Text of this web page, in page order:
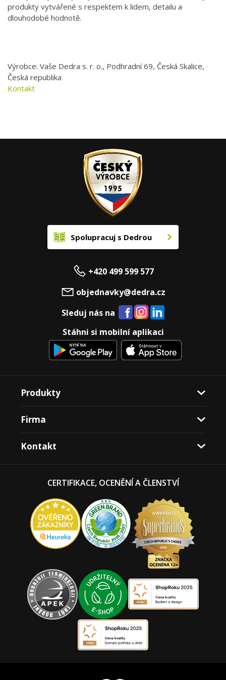
produkty vytvářené s respektem k lidem, detailu a
dlouhodobé hodnotě.
Výrobce: Vaše Dedra s. r. o., Podhradní 69, Česká Skalice,
Česká republika
Kontakt
Spolupracuj s Dedrou
+420 499 599 577
objednavky@dedra.cz
Sleduj nás na
Stáhni si mobilní aplikaci
Produkty
Firma
Kontakt
CERTIFIKACE, OCENĚNÍ A ČLENSTVÍ